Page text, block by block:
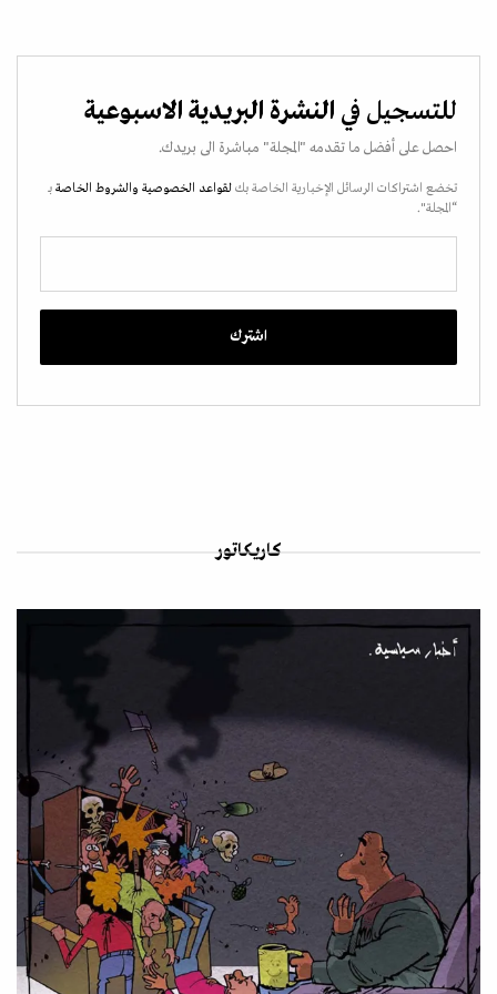
للتسجيل في النشرة البريدية الاسبوعية
احصل على أفضل ما تقدمه "المجلة" مباشرة الى بريدك.
تخضع اشتراكات الرسائل الإخبارية الخاصة بك لقواعد الخصوصية والشروط الخاصة بـ
“المجلة".
كاريكاتور